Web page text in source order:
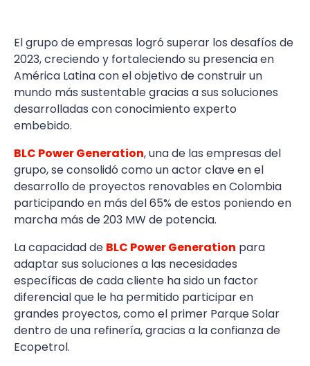
El grupo de empresas logró superar los desafíos de
2023, creciendo y fortaleciendo su presencia en
América Latina con el objetivo de construir un
mundo más sustentable gracias a sus soluciones
desarrolladas con conocimiento experto
embebido.
BLC Power Generation, una de las empresas del
grupo, se consolidó como un actor clave en el
desarrollo de proyectos renovables en Colombia
participando en más del 65% de estos poniendo en
marcha más de 203 MW de potencia.
La capacidad de BLC Power Generation para
adaptar sus soluciones a las necesidades
específicas de cada cliente ha sido un factor
diferencial que le ha permitido participar en
grandes proyectos, como el primer Parque Solar
dentro de una refinería, gracias a la confianza de
Ecopetrol.